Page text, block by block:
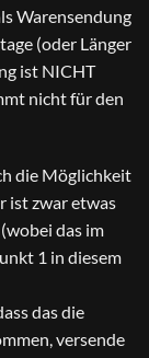
Warensendung
(oder Länger
ist NICHT
nicht für den
die Möglichkeit
ist zwar etwas
das im
1 in diesem
das die
versende